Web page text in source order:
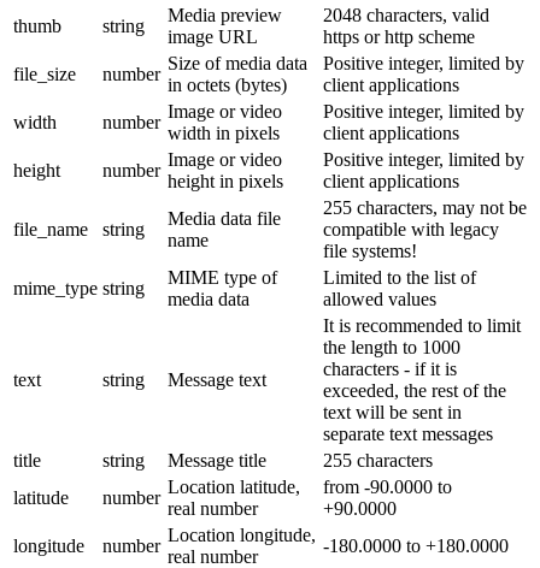
thumb
string
Media preview
image URL
2048 characters, valid
https or http scheme
file_size
number
Size of media data
in octets (bytes)
Positive integer, limited by
client applications
width
number
Image or video
width in pixels
Positive integer, limited by
client applications
height
number
Image or video
height in pixels
Positive integer, limited by
client applications
file_name string
Media data file
name
255 characters, may not be
compatible with legacy
file systems!
mime_type string
MIME type of
media data
Limited to the list of
allowed values
text string Message text
It is recommended to limit
the length to 1000
characters - if it is
exceeded, the rest of the
text will be sent in
separate text messages
title
string Message title
255 characters
latitude
number
Location latitude,
real number
from -90.0000 to
+90.0000
longitude
number
Location longitude,
real number
-180.0000 to +180.0000